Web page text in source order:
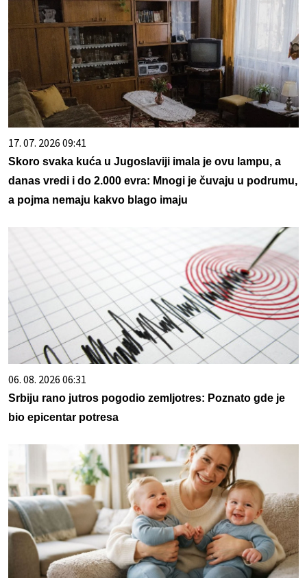
17. 07. 2026 09:41
Skoro svaka kuća u Jugoslaviji imala je ovu lampu, a
danas vredi i do 2.000 evra: Mnogi je čuvaju u podrumu,
a pojma nemaju kakvo blago imaju
06. 08. 2026 06:31
Srbiju rano jutros pogodio zemljotres: Poznato gde je
bio epicentar potresa